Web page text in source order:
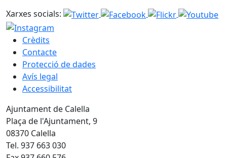
Xarxes socials:
Crèdits
Contacte
Protecció de dades
Avís legal
Accessibilitat
Ajuntament de Calella
Plaça de l'Ajuntament, 9
08370 Calella
Tel. 937 663 030